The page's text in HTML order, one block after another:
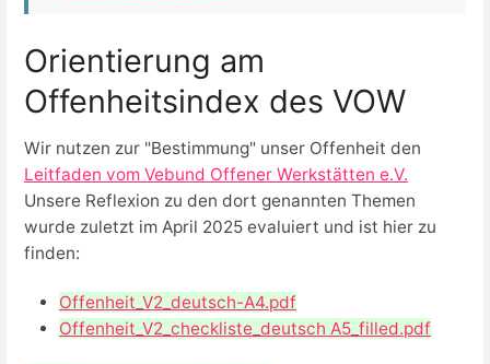
Orientierung am
Offenheitsindex des VOW
Wir nutzen zur "Bestimmung" unser Offenheit den
Leitfaden vom Vebund Offener Werkstätten e.V.
Unsere Reflexion zu den dort genannten Themen
wurde zuletzt im April 2025 evaluiert und ist hier zu
finden:
Offenheit_V2_deutsch-A4.pdf
Offenheit_V2_checkliste_deutsch A5_filled.pdf